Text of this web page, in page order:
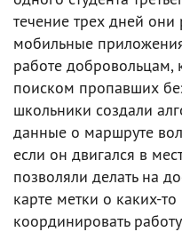
течение трех дней
мобильные
работе добровольцам,
поиском пропавших
школьники создали
данные о маршруте
если он двигался в
позволяли делать на
карте метки о каких-
координировать